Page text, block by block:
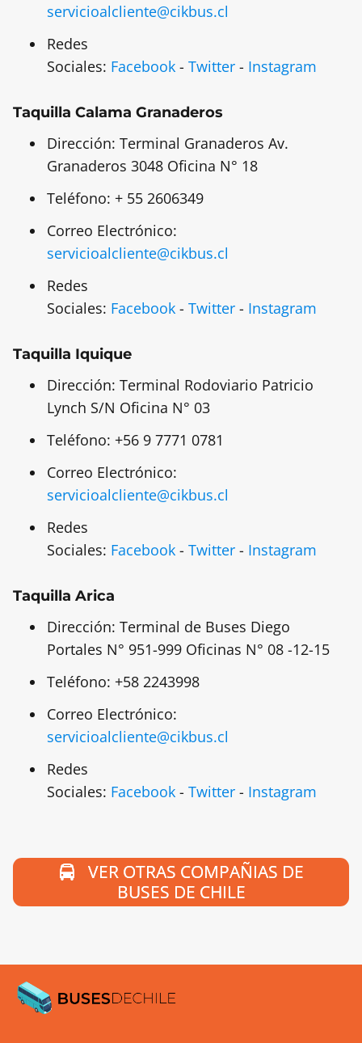
servicioalcliente@cikbus.cl
Redes
Sociales: Facebook - Twitter - Instagram
Taquilla Calama Granaderos
Dirección: Terminal Granaderos Av.
Granaderos 3048 Oficina N° 18
Teléfono: + 55 2606349
Correo Electrónico:
servicioalcliente@cikbus.cl
Redes
Sociales: Facebook - Twitter - Instagram
Taquilla Iquique
Dirección: Terminal Rodoviario Patricio
Lynch S/N Oficina N° 03
Teléfono: +56 9 7771 0781
Correo Electrónico:
servicioalcliente@cikbus.cl
Redes
Sociales: Facebook - Twitter - Instagram
Taquilla Arica
Dirección: Terminal de Buses Diego
Portales N° 951-999 Oficinas N° 08 -12-15
Teléfono: +58 2243998
Correo Electrónico:
servicioalcliente@cikbus.cl
Redes
Sociales: Facebook - Twitter - Instagram
VER OTRAS COMPAÑIAS DE
BUSES DE CHILE